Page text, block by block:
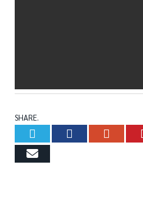
SHARE.
TwitterFacebook
Email